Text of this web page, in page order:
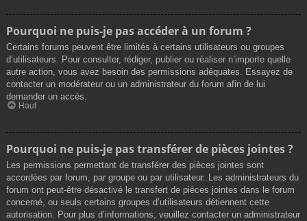
Pourquoi ne puis-je pas accéder à un forum ?
Certains forums peuvent être limités à certains utilisateurs ou groupes
d’utilisateurs. Pour consulter, rédiger, publier ou réaliser n’importe quelle
autre action, vous avez besoin des permissions adéquates. Essayez de
contacter un modérateur ou un administrateur du forum afin de lui
demander un accès.
Haut
Pourquoi ne puis-je pas transférer de pièces jointes ?
Les permissions permettant de transférer des pièces jointes sont
accordées par forum, par groupe ou par utilisateur. Les administrateurs du
forum ont peut-être désactivé le transfert de pièces jointes dans le forum
concerné, ou seuls certains groupes d’utilisateurs détiennent cette
autorisation. Pour plus d’informations, veuillez contacter un administrateur